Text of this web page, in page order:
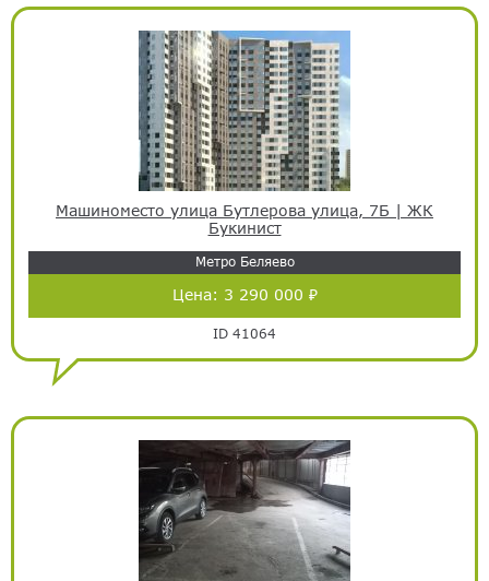
Машиноместо улица Бутлерова улица, 7Б | ЖК
Букинист
Метро Беляево
Цена: 3 290 000 ₽
ID 41064